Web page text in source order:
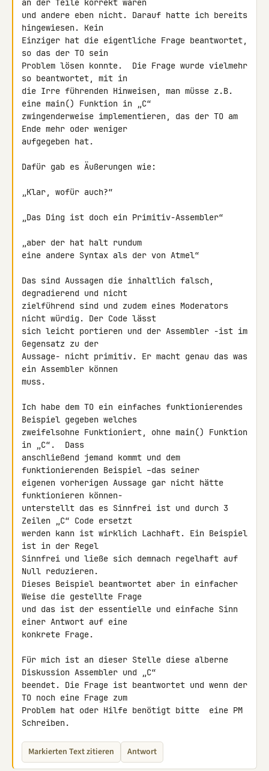
an der Teile korrekt waren
und andere eben nicht. Darauf hatte ich bereits
hingewiesen. Kein
Einziger hat die eigentliche Frage beantwortet,
so das der TO sein
Problem lösen konnte.  Die Frage wurde vielmehr
so beantwortet, mit in
die Irre führenden Hinweisen, man müsse z.B.
eine main() Funktion in „C“
zwingenderweise implementieren, das der TO am
Ende mehr oder weniger
aufgegeben hat.
Dafür gab es Äußerungen wie:
„Klar, wofür auch?“
„Das Ding ist doch ein Primitiv-Assembler“
„aber der hat halt rundum
eine andere Syntax als der von Atmel“
Das sind Aussagen die inhaltlich falsch,
degradierend und nicht
zielführend sind und zudem eines Moderators
nicht würdig. Der Code lässt
sich leicht portieren und der Assembler -ist im
Gegensatz zu der
Aussage- nicht primitiv. Er macht genau das was
ein Assembler können
muss.
Ich habe dem TO ein einfaches funktionierendes
Beispiel gegeben welches
zweifelsohne Funktioniert, ohne main() Funktion
in „C“.  Dass
anschließend jemand kommt und dem
funktionierenden Beispiel –das seiner
eigenen vorherigen Aussage gar nicht hätte
funktionieren können-
unterstellt das es Sinnfrei ist und durch 3
Zeilen „C“ Code ersetzt
werden kann ist wirklich Lachhaft. Ein Beispiel
ist in der Regel
Sinnfrei und ließe sich demnach regelhaft auf
Null reduzieren.
Dieses Beispiel beantwortet aber in einfacher
Weise die gestellte Frage
und das ist der essentielle und einfache Sinn
einer Antwort auf eine
konkrete Frage.
Für mich ist an dieser Stelle diese alberne
Diskussion Assembler und „C“
beendet. Die Frage ist beantwortet und wenn der
TO noch eine Frage zum
Problem hat oder Hilfe benötigt bitte  eine PM
Schreiben.
Markierten Text zitieren Antwort